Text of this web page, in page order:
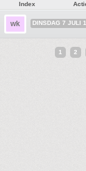
Index
wk DINSDAG 7 JULI
1 2